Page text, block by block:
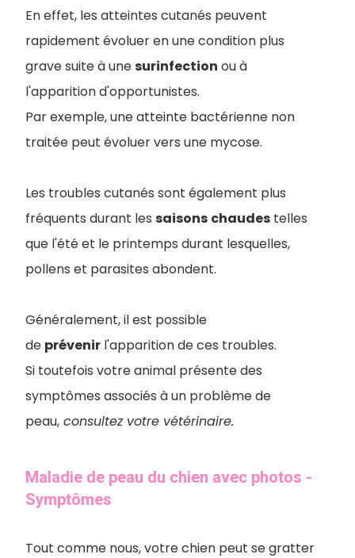
En effet, les atteintes cutanés peuvent
rapidement évoluer en une condition plus
grave suite à unesurinfection ou à
l'apparition d'opportunistes.
Par exemple, une atteinte bactérienne non
traitée peut évoluer vers une mycose.
Les troubles cutanés sont également plus
fréquents durant les saisons chaudes telles
que l'été et le printemps durant lesquelles,
pollens et parasites abondent.
Généralement, il est possible
de prévenir l'apparition de ces troubles.
Si toutefois votre animal présente des
symptômes associés à un problème de
peau, consultez votre vétérinaire.
Maladie de peau du chien avec photos -
Symptômes
Tout comme nous, votre chien peut se gratter